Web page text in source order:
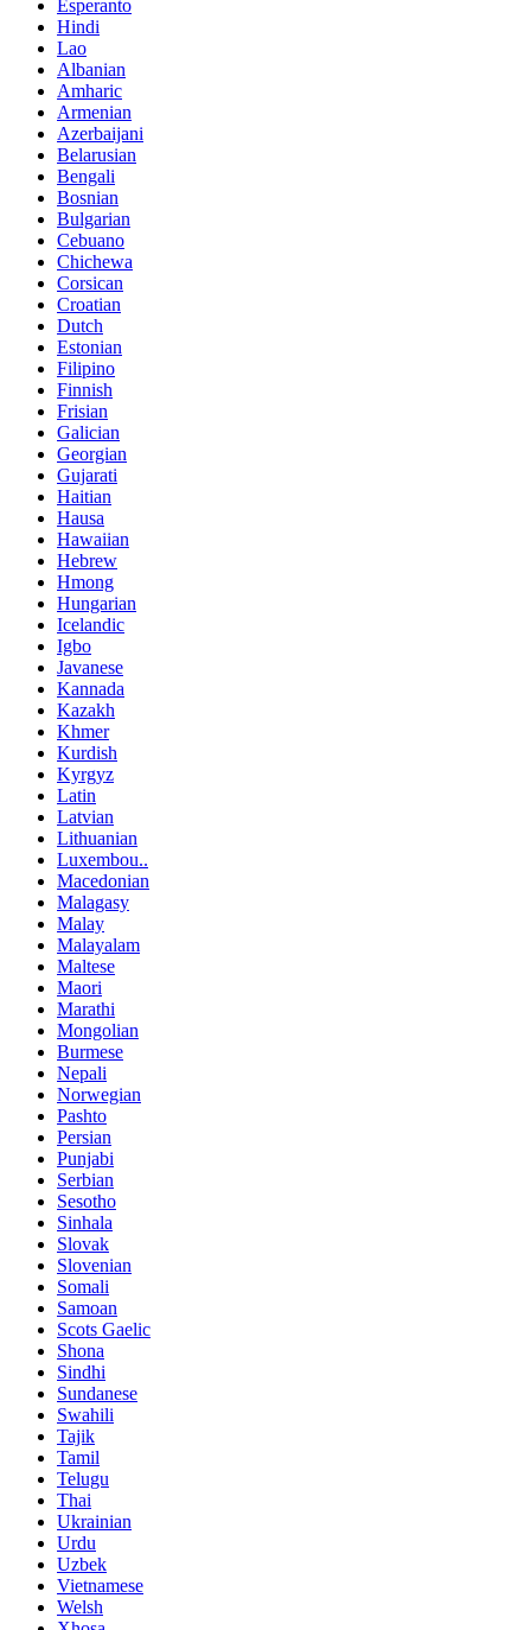
Esperanto
Hindi
Lao
Albanian
Amharic
Armenian
Azerbaijani
Belarusian
Bengali
Bosnian
Bulgarian
Cebuano
Chichewa
Corsican
Croatian
Dutch
Estonian
Filipino
Finnish
Frisian
Galician
Georgian
Gujarati
Haitian
Hausa
Hawaiian
Hebrew
Hmong
Hungarian
Icelandic
Igbo
Javanese
Kannada
Kazakh
Khmer
Kurdish
Kyrgyz
Latin
Latvian
Lithuanian
Luxembou..
Macedonian
Malagasy
Malay
Malayalam
Maltese
Maori
Marathi
Mongolian
Burmese
Nepali
Norwegian
Pashto
Persian
Punjabi
Serbian
Sesotho
Sinhala
Slovak
Slovenian
Somali
Samoan
Scots Gaelic
Shona
Sindhi
Sundanese
Swahili
Tajik
Tamil
Telugu
Thai
Ukrainian
Urdu
Uzbek
Vietnamese
Welsh